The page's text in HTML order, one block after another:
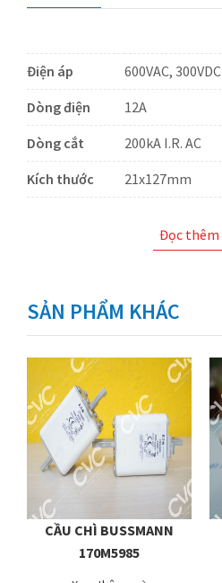
Điện áp
600VAC, 300VDC
Dòng điện
12A
Dòng cắt
200kA I.R. AC
Kích thước
21x127mm
Đọc thêm
SẢN PHẨM KHÁC
CẦU CHÌ BUSSMANN
170M5985